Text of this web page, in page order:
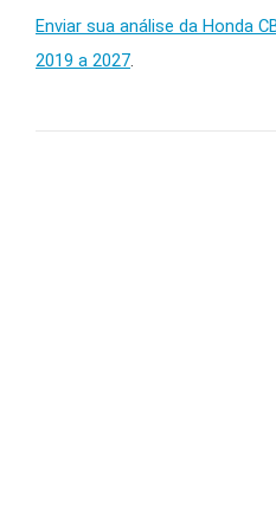
Enviar sua análise da Honda
2019 a 2027.